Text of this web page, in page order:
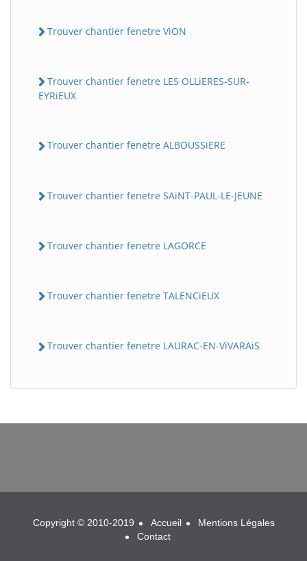
Trouver chantier fenetre ViON
Trouver chantier fenetre LES OLLiERES-SUR-
EYRiEUX
Trouver chantier fenetre ALBOUSSiERE
Trouver chantier fenetre SAiNT-PAUL-LE-JEUNE
Trouver chantier fenetre LAGORCE
Trouver chantier fenetre TALENCiEUX
Trouver chantier fenetre LAURAC-EN-ViVARAiS
BatiWebPro
Copyright © 2010-2019 Accueil
Mentions Légales
Contact